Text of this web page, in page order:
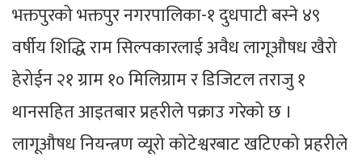
भक्तपुरको भक्तपुर नगरपालिका-१ दुधपाटी बस्ने ४९
वर्षीय शिद्धि राम सिल्पकारलाई अवैध लागूऔषध खैरो
हेरोईन २१ ग्राम १० मिलिग्राम र डिजिटल तराजु १
थानसहित आइतबार प्रहरीले पक्राउ गरेको छ ।
लागूऔषध नियन्त्रण व्यूरो कोटेश्वरबाट खटिएको प्रहरीले